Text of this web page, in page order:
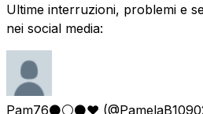
Ultime interruzioni, problemi e
nei social media:
Pam76⚫️⚪️⚫️❤️